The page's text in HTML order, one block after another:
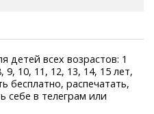
детей всех возрастов: 1
9, 10, 11, 12, 13, 14, 15 лет,
бесплатно, распечатать,
себе в телеграм или